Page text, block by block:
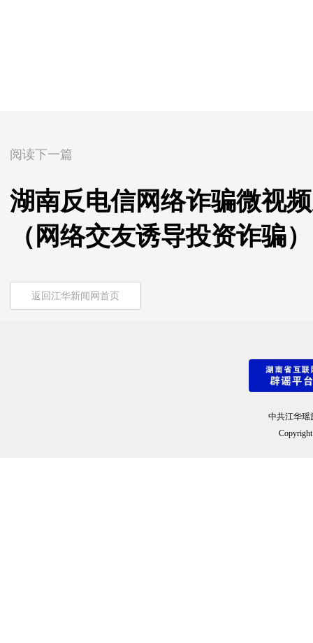
阅读下一篇
湖南反电信网络诈骗微视
（网络交友诱导投资诈骗
返回江华新闻网首页
中共江华瑶